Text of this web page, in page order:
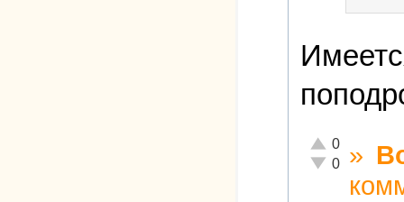
Отлично!
0
Неадекватно!
0 »